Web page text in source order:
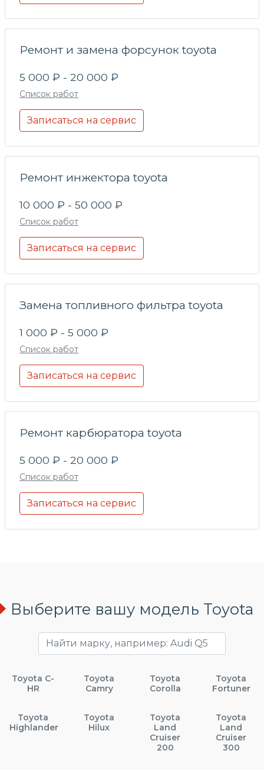
Ремонт и замена форсунок toyota
5 000 ₽ - 20 000 ₽
Список работ
Записаться на сервис
Ремонт инжектора toyota
10 000 ₽ - 50 000 ₽
Список работ
Записаться на сервис
Замена топливного фильтра toyota
1 000 ₽ - 5 000 ₽
Список работ
Записаться на сервис
Ремонт карбюратора toyota
5 000 ₽ - 20 000 ₽
Список работ
Записаться на сервис
Выберите вашу модель Toyota
Toyota C-
HR
Toyota
Camry
Toyota
Corolla
Toyota
Fortuner
Toyota
Highlander
Toyota
Hilux
Toyota
Land
Cruiser
200
Toyota
Land
Cruiser
300